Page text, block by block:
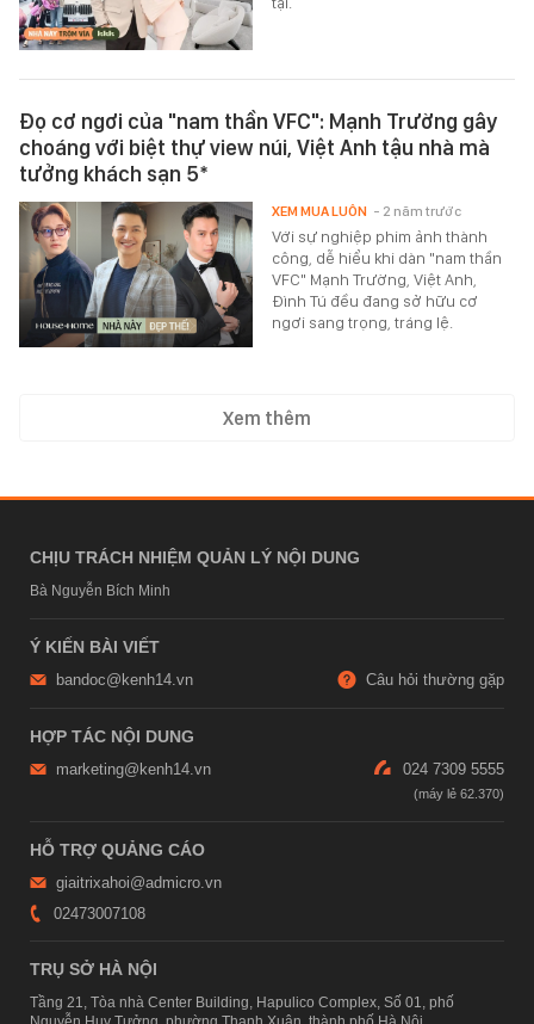
Đọ cơ ngơi của "nam thần VFC": Mạnh Trường gây
choáng với biệt thự view núi, Việt Anh tậu nhà mà
tưởng khách sạn 5*
Với sự nghiệp phim ảnh thành
công, dễ hiểu khi dàn "nam thần
VFC" Mạnh Trường, Việt Anh,
Đình Tú đều đang sở hữu cơ
ngơi sang trọng, tráng lệ.
XEM MUA LUÔN - 2 năm trước
Xem thêm
CHỊU TRÁCH NHIỆM QUẢN LÝ NỘI DUNG
Bà Nguyễn Bích Minh
Ý KIẾN BÀI VIẾT
bandoc@kenh14.vn Câu hỏi thường gặp
HỢP TÁC NỘI DUNG
marketing@kenh14.vn 024 7309 5555
HỖ TRỢ QUẢNG CÁO
giaitrixahoi@admicro.vn
02473007108
TRỤ SỞ HÀ NỘI
Tầng 21, Tòa nhà Center Building, Hapulico Complex, Số 01, phố